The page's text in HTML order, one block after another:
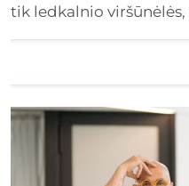
tik ledkalnio